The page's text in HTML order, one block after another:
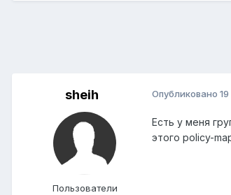
sheih
Пользователи
Опубликовано
Есть у меня
этого policy-